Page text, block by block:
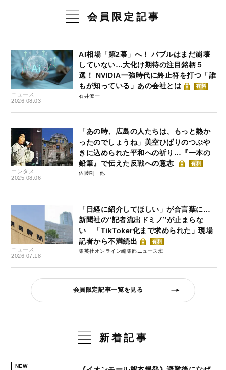
会員限定記事
ニュース
2026.08.03
AI相場「第2幕」へ！ バブルはまだ崩壊
していない…大化け期待の注目銘柄５
選！ NVIDIA一強時代に終止符を打つ「誰
もが知っている」あの会社とは
有料
石井僚一
エンタメ
2025.08.06
「あの時、広島の人たちは、もっと熱か
ったのでしょうね」美空ひばりのつぶや
きに込められた平和への祈り…『一本の
鉛筆』で伝えた反戦への意志
有料
佐藤剛
ニュース
2026.07.18
「日経に紹介してほしい」が合言葉に…
新聞社の“記者流出ドミノ”が止まらな
い 「TikToker化まで求められた」現場
記者から不満続出
有料
集英社オンライン編集部ニュース班
会員限定記事一覧を見る
新着記事
NEW